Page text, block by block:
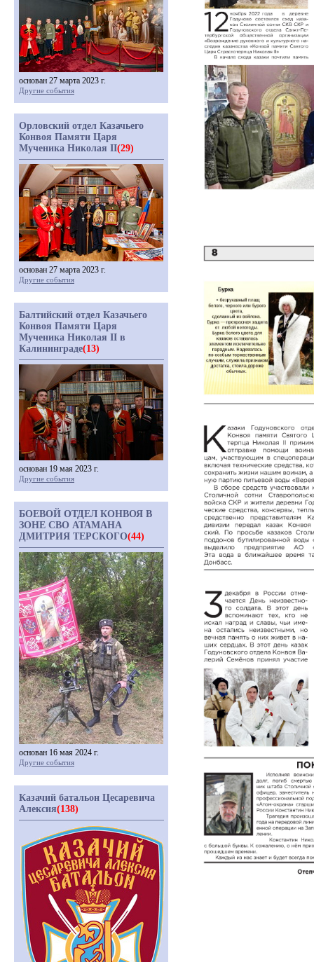
основан 27 марта 2023 г.
Другие события
Орловский отдел Казачьего
Конвоя Памяти Царя
Мученика Николая II(29)
основан 27 марта 2023 г.
Другие события
Балтийский отдел Казачьего
Конвоя Памяти Царя
Мученика Николая II в
Калининграде(13)
основан 19 мая 2023 г.
Другие события
БОЕВОЙ ОТДЕЛ КОНВОЯ В
ЗОНЕ СВО АТАМАНА
ДМИТРИЯ ТЕРСКОГО(44)
основан 16 мая 2024 г.
Другие события
Казачий батальон Цесаревича
Алексия(138)